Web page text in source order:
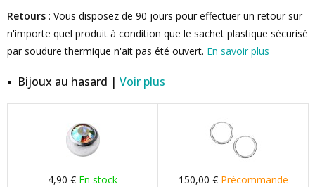
Retours : Vous disposez de 90 jours pour effectuer un retour sur
n'importe quel produit à condition que le sachet plastique sécurisé
par soudure thermique n'ait pas été ouvert. En savoir plus
Bijoux au hasard | Voir plus
4,90 € En stock 150,00 € Précommande